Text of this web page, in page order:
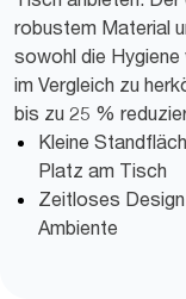
robustem Material
sowohl die
im Vergleich zu
bis zu 25 %
Kleine
Platz am Tisch
Zeitloses
Ambiente